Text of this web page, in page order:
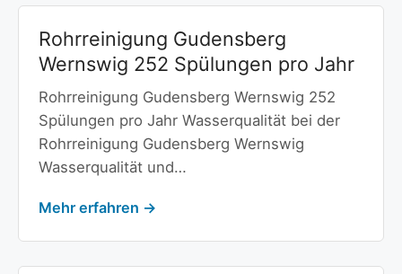
Rohrreinigung Gudensberg
Wernswig 252 Spülungen pro Jahr
Rohrreinigung Gudensberg Wernswig 252
Spülungen pro Jahr Wasserqualität bei der
Rohrreinigung Gudensberg Wernswig
Wasserqualität und…
Mehr erfahren →